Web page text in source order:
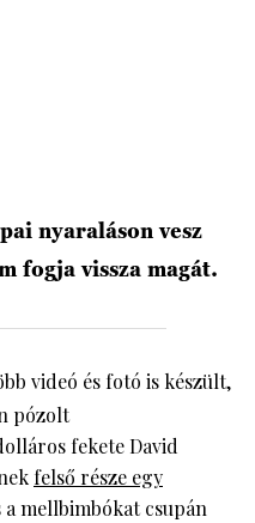
nyaraláson vesz
fogja vissza magát.
videó és fotó is készült,
pózolt
fekete David
felső része egy
a mellbimbókat csupán